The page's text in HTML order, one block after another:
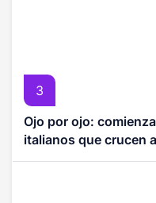
3
Ojo por ojo:
italianos que crucen